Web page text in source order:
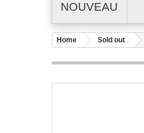
NOUVEAU
Home Sold out